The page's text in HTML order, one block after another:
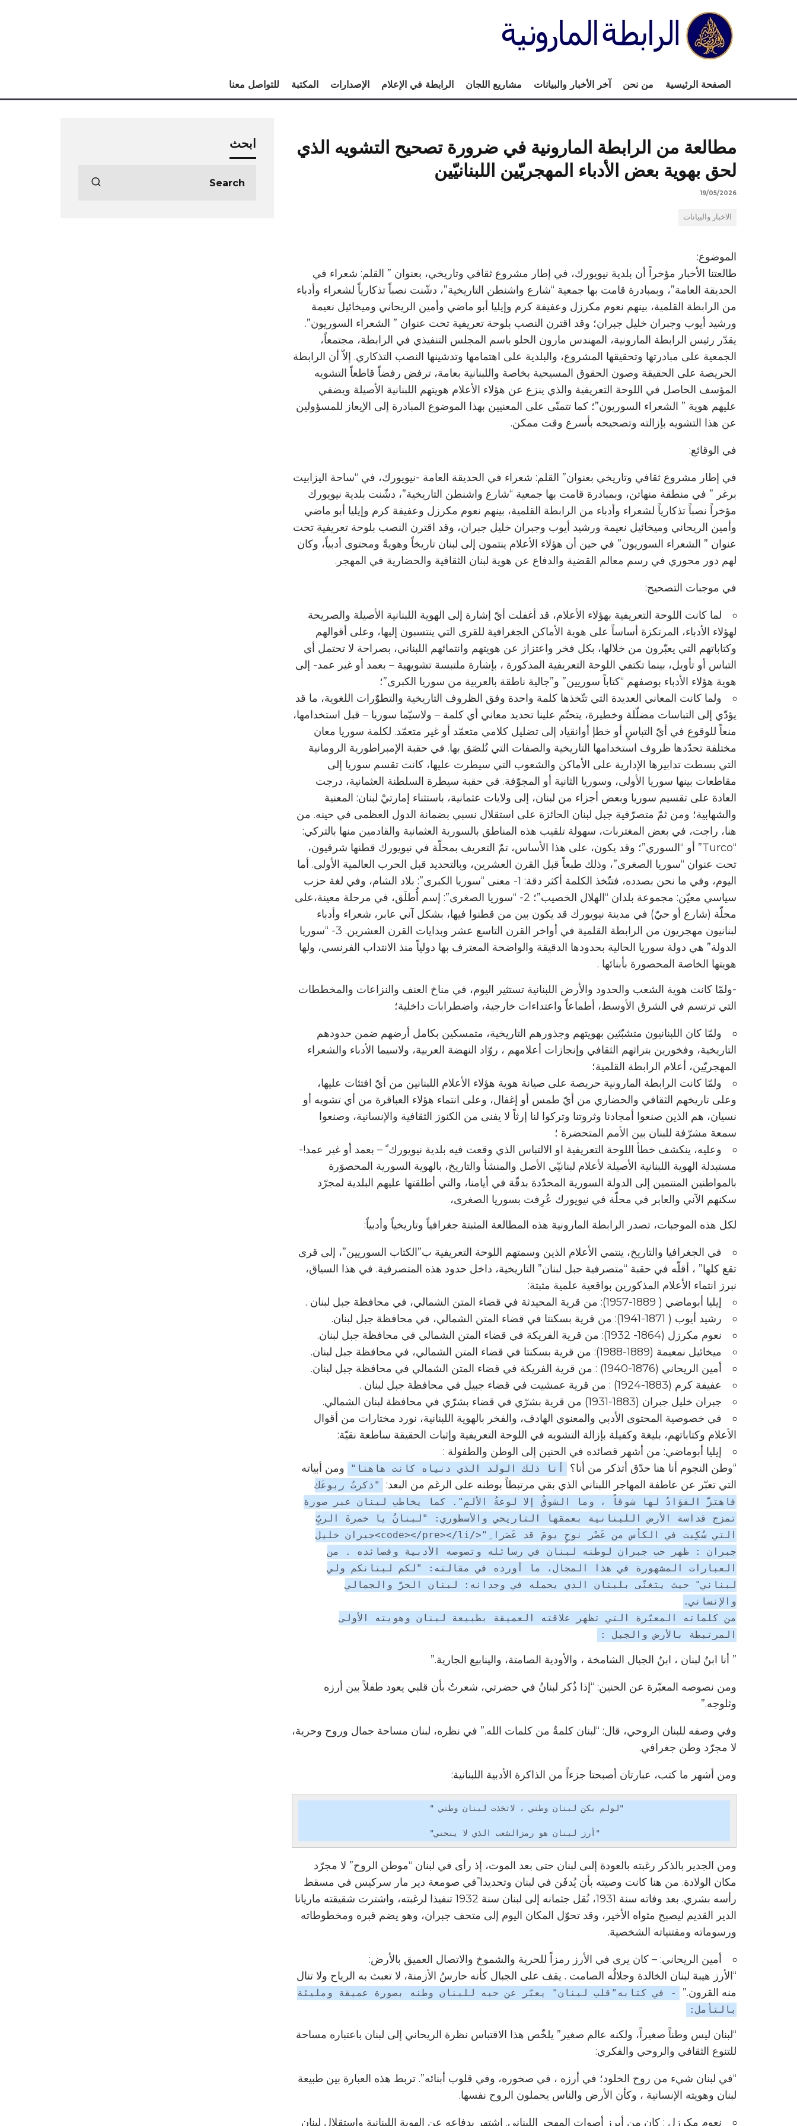
الصفحة الرئيسية من نحن آخر الأخبار والبيانات مشاريع اللجان الرابطة في الإعلام الإصدارات المكتبة للتواصل معنا
مطالعة من الرابطة المارونية في ضرورة تصحيح التشويه الذي
لحق بهوية بعض الأدباء المهجريّين اللبنانيّين
19/05/2026
الاخبار والبيانات
الموضوع:
طالعتنا الأخبار مؤخراً أن بلدية نيويورك، في إطار مشروع ثقافي وتاريخي، بعنوان ” القلم: شعراء في
الحديقة العامة”، وبمبادرة قامت بها جمعية “شارع واشنطن التاريخية”، دشّنت نصباً تذكارياً لشعراء وأدباء
من الرابطة القلمية، بينهم نعوم مكرزل وعفيفة كرم وإيليا أبو ماضي وأمين الريحاني وميخائيل نعيمة
ورشيد أيوب وجبران خليل جبران؛ وقد اقترن النصب بلوحة تعريفية تحت عنوان ” الشعراء السوريون”.
يقدّر رئيس الرابطة المارونية، المهندس مارون الحلو باسم المجلس التنفيذي في الرابطة، مجتمعاً،
الجمعية على مبادرتها وتحقيقها المشروع، والبلدية على اهتمامها وتدشينها النصب التذكاري. إلاّ أن الرابطة
الحريصة على الحقيقة وصون الحقوق المسيحية بخاصة واللبنانية بعامة، ترفض رفضاً قاطعاً التشويه
المؤسف الحاصل في اللوحة التعريفية والذي ينزع عن هؤلاء الأعلام هويتهم اللبنانية الأصيلة ويضفي
عليهم هوية ” الشعراء السوريون”؛ كما تتمنّى على المعنيين بهذا الموضوع المبادرة إلى الإيعاز للمسؤولين
عن هذا التشويه بإزالته وتصحيحه بأسرع وقت ممكن.
في الوقائع:
في إطار مشروع ثقافي وتاريخي بعنوان” القلم: شعراء في الحديقة العامة -نيويورك، في “ساحة اليزابيت
برغر ” في منطقة منهاتن، وبمبادرة قامت بها جمعية “شارع واشنطن التاريخية”، دشّنت بلدية نيويورك
مؤخراً نصباً تذكارياً لشعراء وأدباء من الرابطة القلمية، بينهم نعوم مكرزل وعفيفة كرم وإيليا أبو ماضي
وأمين الريحاني وميخائيل نعيمة ورشيد أيوب وجبران خليل جبران، وقد اقترن النصب بلوحة تعريفية تحت
عنوان ” الشعراء السوريون” في حين أن هؤلاء الأعلام ينتمون إلى لبنان تاريخاً وهويةً ومحتوى أدبياً، وكان
لهم دور محوري في رسم معالم القضية والدفاع عن هوية لبنان الثقافية والحضارية في المهجر.
في موجبات التصحيح:
لما كانت اللوحة التعريفية بهؤلاء الأعلام، قد أغفلت أيّ إشارة إلى الهوية اللبنانية الأصيلة والصريحة
لهؤلاء الأدباء، المرتكزة أساساً على هوية الأماكن الجغرافية للقرى التي ينتسبون إليها، وعلى أقوالهم
وكتاباتهم التي يعبّرون من خلالها، بكل فخر واعتزاز عن هويتهم وانتمائهم اللبناني، بصراحة لا تحتمل أي
التباس أو تأويل، بينما تكتفي اللوحة التعريفية المذكورة ، بإشارة ملتبسة تشويهية – بعمد أو غير عمد- إلى
هوية هؤلاء الأدباء بوصفهم “كتاباً سوريين” و”جالية ناطقة بالعربية من سوريا الكبرى”؛
ولما كانت المعاني العديدة التي تتّخذها كلمة واحدة وفق الظروف التاريخية والتطوّرات اللغوية، ما قد
يؤدّي إلى التباسات مضلّلة وخطيرة، يتحتّم علينا تحديد معاني أي كلمة – ولاسيّما سوريا – قبل استخدامها،
منعاً للوقوع في أيّ التباسٍ أو خطإ أوانقياد إلى تضليل كلامي متعمّد أو غير متعمّد. لكلمة سوريا معان
مختلفة تحدّدها ظروف استخدامها التاريخية والصفات التي تُلصَق بها. في حقبة الإمبراطورية الرومانية
التي بسطت تدابيرها الإدارية على الأماكن والشعوب التي سيطرت عليها، كانت تقسم سوريا إلى
مقاطعات بينها سوريا الأولى، وسوريا الثانية أو المجوّفة. في حقبة سيطرة السلطنة العثمانية، درجت
العادة على تقسيم سوريا وبعض أجزاء من لبنان، إلى ولايات عثمانية، باستثناء إمارتيْ لبنان: المعنية
والشهابية؛ ومن ثمّ متصرّفية جبل لبنان الحائزة على استقلال نسبي بضمانة الدول العظمى في حينه. من
هنا، راجت، في بعض المغتربات، سهولة تلقيب هذه المناطق بالسورية العثمانية والقادمين منها بالتركي:
“Turco” أو “السوري”؛ وقد يكون، على هذا الأساس، تمّ التعريف بمحلّة في نيويورك قطنها شرقيون،
تحت عنوان “سوريا الصغرى”، وذلك طبعاً قبل القرن العشرين، وبالتحديد قبل الحرب العالمية الأولى. أما
اليوم، وفي ما نحن بصدده، فتتّخذ الكلمة أكثر دقة: 1- معنى “سوريا الكبرى”: بلاد الشام، وفي لغة حزب
سياسي معيّن: مجموعة بلدان “الهلال الخصيب”؛ 2- “سوريا الصغرى”: إسم أُطلَق، في مرحلة معينة،على
محلّة (شارع أو حيّ) في مدينة نيويورك قد يكون بين من قطنوا فيها، بشكل آني عابر، شعراء وأدباء
لبنانيون مهجريون من الرابطة القلمية في أواخر القرن التاسع عشر وبدايات القرن العشرين. 3- “سوريا
الدولة” هي دولة سوريا الحالية بحدودها الدقيقة والواضحة المعترف بها دولياً منذ الانتداب الفرنسي، ولها
هويتها الخاصة المحصورة بأبنائها .
-ولمّا كانت هوية الشعب والحدود والأرض اللبنانية تستثير اليوم، في مناخ العنف والنزاعات والمخططات
التي ترتسم في الشرق الأوسط، أطماعاً واعتداءات خارجية، واضطرابات داخلية؛
ولمّا كان اللبنانيون متشبّثين بهويتهم وجذورهم التاريخية، متمسكين بكامل أرضهم ضمن حدودهم
التاريخية، وفخورين بتراثهم الثقافي وإنجازات أعلامهم ، روّاد النهضة العربية، ولاسيما الأدباء والشعراء
المهجريّين، أعلام الرابطة القلمية؛
ولمّا كانت الرابطة المارونية حريصة على صيانة هوية هؤلاء الأعلام اللبنانين من أيّ افتئات عليها،
وعلى تاريخهم الثقافي والحضاري من أيّ طمس أو إغفال، وعلى انتماء هؤلاء العباقرة من أي تشويه أو
نسيان، هم الذين صنعوا أمجادنا وثروتنا وتركوا لنا إرثاً لا يفنى من الكنوز الثقافية والإنسانية، وصنعوا
سمعة مشرّفة للبنان بين الأمم المتحضرة ؛
وعليه، ينكشف خطأ اللوحة التعريفية او الالتباس الذي وقعت فيه بلدية نيويورك ً – بعمد أو غير عمد!-
مستبدلة الهوية اللبنانية الأصيلة لأعلام لبنانيّي الأصل والمنشأ والتاريخ، بالهوية السورية المحصوَرة
بالمواطنين المنتمين إلى الدولة السورية المحدّدة بدقّة في أيامنا، والتي أطلقتها عليهم البلدية لمجرّد
سكنهم الآني والعابر في محلّة في نيويورك عُرِفت بسوريا الصغرى،
لكل هذه الموجبات، تصدر الرابطة المارونية هذه المطالعة المثبتة جغرافياً وتاريخياً وأدبياً:
في الجغرافيا والتاريخ، ينتمي الأعلام الذين وسمتهم اللوحة التعريفية ب”الكتاب السوريين”، إلى قرى
تقع كلها” ، أقلّه في حقبة “متصرفية جبل لبنان” التاريخية، داخل حدود هذه المتصرفية. في هذا السياق،
نبرز انتماء الأعلام المذكورين بواقعية علمية مثبتة:
إيليا أبوماضي ( 1889-1957): من قرية المحيدثة في قضاء المتن الشمالي، في محافظة جبل لبنان .
رشيد أيوب ( 1871-1941): من قرية بسكنتا في قضاء المتن الشمالي، في محافظة جبل لبنان.
نعوم مكرزل (1864- 1932): من قرية الفريكة في قضاء المتن الشمالي في محافظة جبل لبنان.
ميخائيل نمعيمة (1889-1988): من قرية بسكنتا في قضاء المتن الشمالي، في محافظة جبل لبنان.
أمين الريحاني (1876-1940) : من قرية الفريكة في قضاء المتن الشمالي في محافظة جبل لبنان.
عفيفة كرم (1883-1924) : من قرية عمشيت في قضاء جبيل في محافظة جبل لبنان .
جبران خليل جبران (1883-1931) من قرية بشرّي في قضاء بشرّي في محافظة لبنان الشمالي.
في خصوصية المحتوى الأدبي والمعنوي الهادف، والفخر بالهوية اللبنانية، نورد مختارات من أقوال
الأعلام وكتاباتهم، بليغة وكفيلة بإزالة التشويه في اللوحة التعريفية وإثبات الحقيقة ساطعة نقيّة:
إيليا أبوماضي: من أشهر قصائده في الحنين إلى الوطن والطفولة :
“وطن النجوم أنا هنا حدّق أتذكر من أنا؟
أنا ذلك الولد الذي دنياه كانت هاهنا"
ومن أبياته
التي تعبّر عن عاطفة المهاجر اللبناني الذي بقي مرتبطاً بوطنه على الرغم من البعد:
"ذكرتُ ربوعَك
فاهتزَّ الفؤادُ لها شوقاً ، وما الشوقُ إلا لوعةُ الألمِ". كما يخاطب لبنان عبر صورة
تمزج قداسة الأرض اللبنانية بعمقها التاريخي والأسطوري: "لبنانُ يا خمرةَ الربِّ
التي سُكِبت في الكأس من عَصْر نوحٍ يومَ قد عَصَرا ِ"</code></pre></li>جبران خليل
جبران : ظهر حب جبران لوطنه لبنان في رسائله وتصوصه الأدبية وقصائده . من
العبارات المشهورة في هذا المجال، ما أورده في مقالته: "لكم لبنانكم ولي
لبناني" حيث يتغنّى بلبنان الذي يحمله في وجدانه: لبنان الحرّ والجمالي
والإنساني.
من كلماته المعبّرة التي تظهر علاقته العميقة بطبيعة لبنان وهويته الأولى
المرتبطة بالأرض والجبل :
” أنا ابنُ لبنان ، ابنُ الجبال الشامخة ، والأودية الصامتة، والينابيع الجارية.”
ومن نصوصه المعبّرة عن الحنين: “إذا ذُكر لبنانُ في حضرتي، شعرتُ بأن قلبي يعود طفلاً بين أرزه
وثلوجه.”
وفي وصفه للبنان الروحي، قال: “لبنان كلمةٌ من كلمات الله.” في نظره، لبنان مساحة جمال وروح وحرية،
لا مجرّد وطن جغرافي.
ومن أشهر ما كتب، عبارتان أصبحتا جزءاً من الذاكرة الأدبية اللبنانية:
                           "أرز لبنان هو رمزالشعب الذي لا ينحني"
ومن الجدير بالذكر رغبته بالعودة إلىى لبنان حتى بعد الموت، إذ رأى في لبنان “موطن الروح” لا مجرّد
مكان الولادة. من هنا كانت وصيته بأن يُدفَن في لبنان وتحديدا ًفي صومعة دير مار سركيس في مسقط
رأسه بشري. بعد وفاته سنة 1931، نُقل جثمانه إلى لبنان سنة 1932 تنفيذا لرغبته، واشترت شقيقته ماريانا
الدير القديم ليصبح مثواه الأخير، وقد تحوّل المكان اليوم إلى متحف جبران، وهو يضم قبره ومخطوطاته
ورسوماته ومقتنياته الشخصية.
أمين الريحاني: – كان يرى في الأرز رمزاً للحرية والشموخ والاتصال العميق بالأرض:
“الأرز هيبة لبنان الخالدة وجلالُه الصامت . يقف على الجبال كأنه حارسُ الأزمنة، لا تعبث به الرياح ولا تنال
منه القرون.”
- في كتابه"قلب لبنان" يعبّر عن حبه للبنان وطنه بصورة عميقة ومليئة
بالتأمل:
“لبنان ليس وطناً صغيراً، ولكنه عالم صغير” يلخّص هذا الاقتباس نظرة الريحاني إلى لبنان باعتباره مساحة
للتنوع الثقافي والروحي والفكري:
“في لبنان شيء من روح الخلود؛ في أرزه ، في صخوره، وفي قلوب أبنائه”. تربط هذه العبارة بين طبيعة
لبنان وهويته الإنسانية ، وكأن الأرض والناس يحملون الروح نفسها.
نعوم مكرزل : كان من أبرز أصوات المهجر اللبناني. اشتهر بدفاعه عن الهوية اللبنانية واستقلال لبنان
ابحث